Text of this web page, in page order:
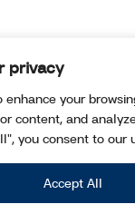
privacy
enhance your
content, and
you consent to our
Accept All